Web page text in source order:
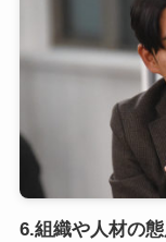
6.組織や人材の